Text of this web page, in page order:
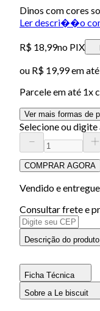
Dinos com cores
Ler descri��o
R$ 18,99no PIX
ou R$ 19,99em
Parcele em até 1x
Ver mais formas de
Selecione ou
COMPRAR AGORA
Vendido e
Consultar frete e
Descrição do produto
Ficha Técnica
Sobre a Le biscuit